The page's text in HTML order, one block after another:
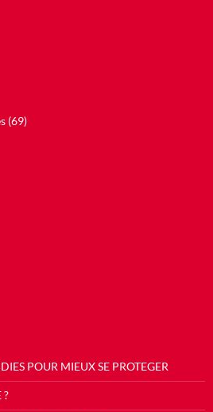
(69)
POUR MIEUX SE PROTEGER
?